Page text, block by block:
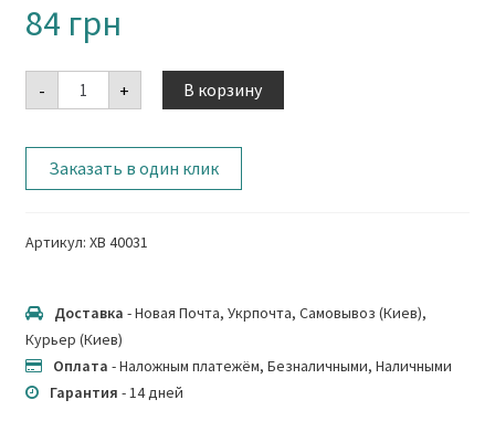
84 грн
- Количество
+ В корзину
Заказать в один клик
Артикул: XB 40031
Доставка - Новая Почта, Укрпочта, Самовывоз (Киев),
Курьер (Киев)
Оплата - Наложным платежём, Безналичными, Наличными
Гарантия - 14 дней